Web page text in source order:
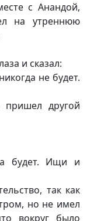
с Анандой,
на утреннюю
и сказал:
не будет.
другой
будет. Ищи и
так как
но не имел
вокруг было